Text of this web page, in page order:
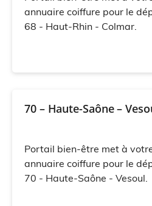
annuaire coiffure pour le
68 - Haut-Rhin - Colmar.
70 – Haute-Saône –
Portail bien-être met à
annuaire coiffure pour le
70 - Haute-Saône - Vesoul.